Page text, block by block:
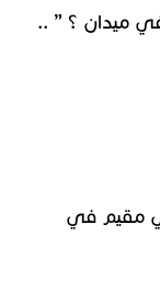
ميدان ؟ ” ..
مقيم في